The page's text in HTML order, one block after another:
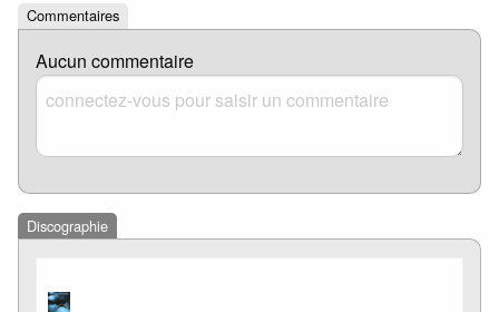
Commentaires
Aucun commentaire
Discographie